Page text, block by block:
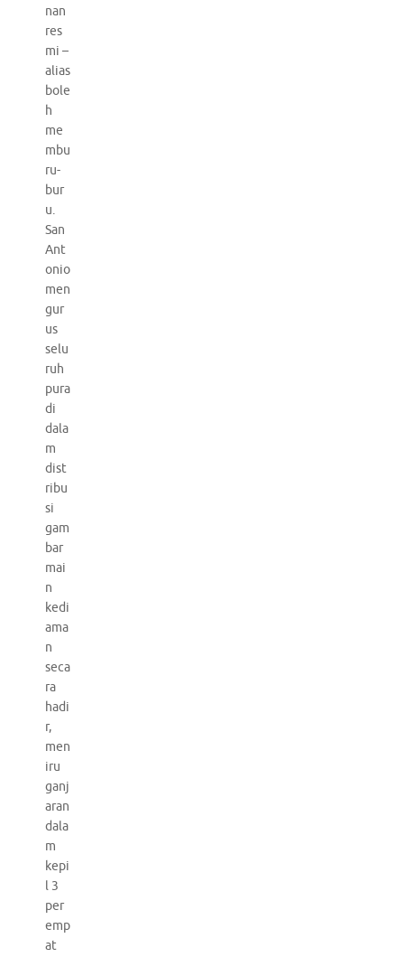
nan
res
mi –
alias
bole
h
me
mbu
ru-
bur
u.
San
Ant
onio
men
gur
us
selu
ruh
pura
di
dala
m
dist
ribu
si
gam
bar
mai
n
kedi
ama
n
seca
ra
hadi
r,
men
iru
ganj
aran
dala
m
kepi
l 3
per
emp
at